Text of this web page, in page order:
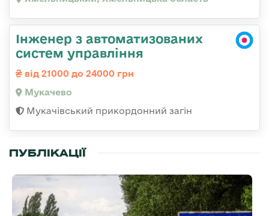
Інженер з автоматизованих
систем управління
від 21000 до 24000 грн
Мукачево
Мукачівський прикордонний загін
ПУБЛІКАЦІЇ